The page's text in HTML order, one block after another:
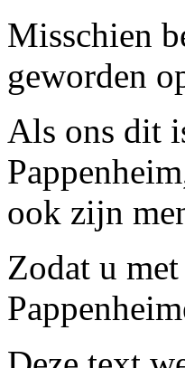
Misschien
geworden
Als ons dit
ook zijn
Zodat u